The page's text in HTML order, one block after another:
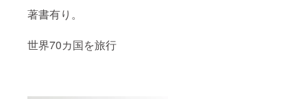
著書有り。
世界70カ国を旅行